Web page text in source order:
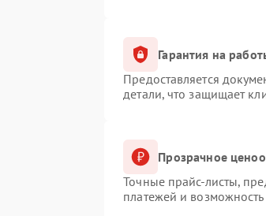
Гарантия на
Предоставляется
детали, что защищает
Прозрачное
Точные прайс-листы,
платежей и